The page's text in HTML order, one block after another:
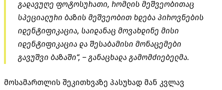
გადავუღე ფოტოსურათი, რომლის მეშვეობითაც
სპეციალური ბაზის მეშვეობით ხდება პიროვნების
იდენტიფიკაცია, საიდანაც მოვახდინე მისი
იდენტიფიკაცია და შესაბამისი მონაცემები
გავუშვი ბაზაში“, – განაცხადა გამომძიებელმა.
მოსამართლის შეკითხვაზე პასუხად მან კვლავ